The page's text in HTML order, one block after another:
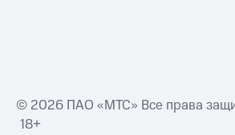
© 2026 ПАО «МТС» Все права
18+